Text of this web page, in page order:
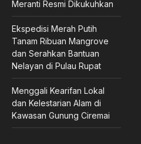
Meranti Resmi Dikukuhkan
Ekspedisi Merah Putih
Tanam Ribuan Mangrove
dan Serahkan Bantuan
Nelayan di Pulau Rupat
Menggali Kearifan Lokal
dan Kelestarian Alam di
Kawasan Gunung Ciremai